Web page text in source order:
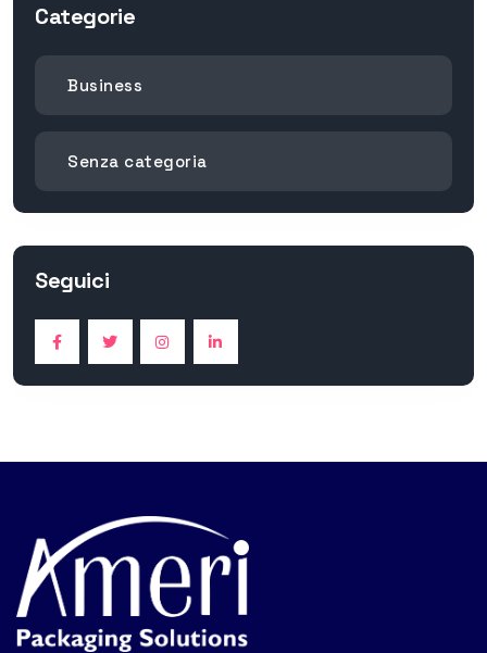
Categorie
Business
Senza categoria
Seguici